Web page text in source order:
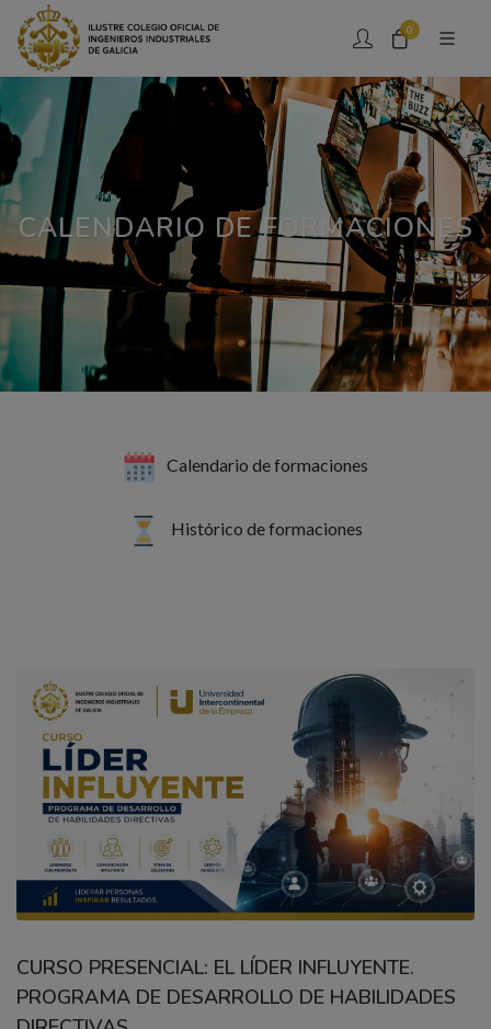
0
CALENDARIO DE FORMACIONES
Calendario de formaciones
Histórico de formaciones
CURSO PRESENCIAL: EL LÍDER INFLUYENTE.
PROGRAMA DE DESARROLLO DE HABILIDADES